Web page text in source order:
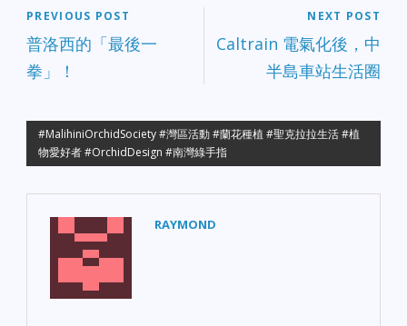
PREVIOUS POST
普洛西的「最後一
拳」！
NEXT POST
Caltrain 電氣化後，中
半島車站生活圈
#MalihiniOrchidSociety #灣區活動 #蘭花種植 #聖克拉拉生活 #植
物愛好者 #OrchidDesign #南灣綠手指
RAYMOND